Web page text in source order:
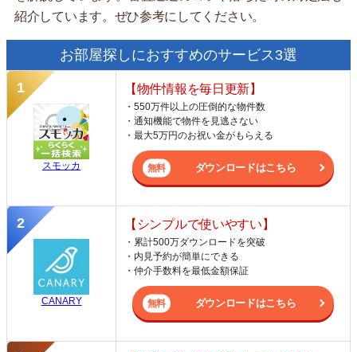
紹介しています。ぜひ参考にしてください。
お部屋探しにおすすめのサービス3選
スモッカ
【物件情報を毎日更新】
・550万件以上の圧倒的な物件数
・通知機能で物件を見逃さない
・最大5万円のお祝い金がもらえる
ダウンロードはこちら
CANARY
【シンプルで使いやすい】
・累計500万ダウンロードを突破
・内見予約が簡単にできる
・仲介手数料を最低金額保証
ダウンロードはこちら